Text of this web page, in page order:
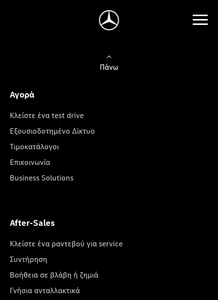
Πάνω
Αγορά
Κλείστε ένα test drive
Εξουσιοδοτημένο Δίκτυο
Τιμοκατάλογοι
Επικοινωνία
Business Solutions
After-Sales
Κλείστε ένα ραντεβού για service
Συντήρηση
Βοήθεια σε βλάβη ή ζημιά
Γνήσια ανταλλακτικά